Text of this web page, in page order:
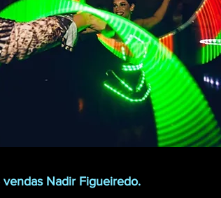
Nadir Figueiredo.